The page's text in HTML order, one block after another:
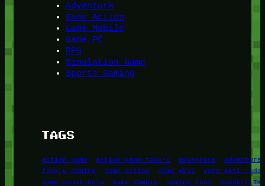
Adventure
Game Action
Game Mobile
Game PC
RPG
Simulation Game
Sports Gaming
TAGS
action game action game foox-u adventure
adventure
foox u gaming
game action Game Aksi
Game Aksi Tidak
game sepak bola
Game Zombie gaming foox Genshin